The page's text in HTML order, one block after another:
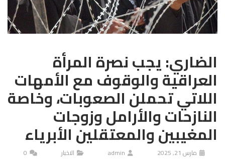
الضاري: يجب نصرة المرأة
العراقية والوقوف مع الأمهات
اللاتي تحملن الصعوبات، وخاصة
النازحات والأرامل وزوجات
المغيبين والمعتقلين الأبرياء
مارس 21, 2025 admin الاخبار
0